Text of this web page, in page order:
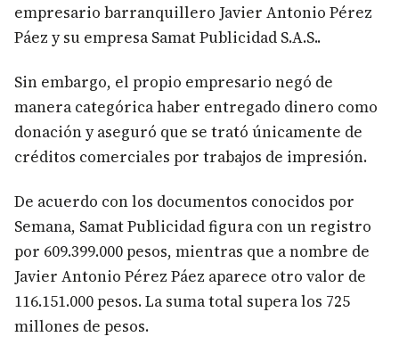
empresario barranquillero Javier Antonio Pérez
Páez y su empresa Samat Publicidad S.A.S..
Sin embargo, el propio empresario negó de
manera categórica haber entregado dinero como
donación y aseguró que se trató únicamente de
créditos comerciales por trabajos de impresión.
De acuerdo con los documentos conocidos por
Semana, Samat Publicidad figura con un registro
por 609.399.000 pesos, mientras que a nombre de
Javier Antonio Pérez Páez aparece otro valor de
116.151.000 pesos. La suma total supera los 725
millones de pesos.